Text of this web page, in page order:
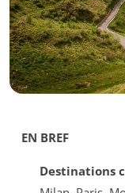
EN BREF
Destinations